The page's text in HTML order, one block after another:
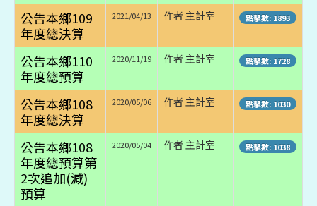
公告本鄉109
年度總決算
2021/04/13 作者 主計室 點擊數: 1893
公告本鄉110
年度總預算
2020/11/19 作者 主計室 點擊數: 1728
公告本鄉108
年度總決算
2020/05/06 作者 主計室 點擊數: 1030
公告本鄉108
年度總預算第
2次追加(減)
預算
2020/05/04 作者 主計室 點擊數: 1038